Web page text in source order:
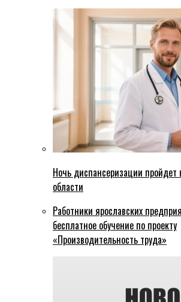
Ночь диспансеризации пройдет
области
Работники ярославских
бесплатное обучение по проекту
«Производительность труда»